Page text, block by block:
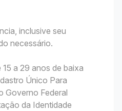
inclusive seu
necessário.
a 29 anos de baixa
Único Para
Governo Federal
da Identidade